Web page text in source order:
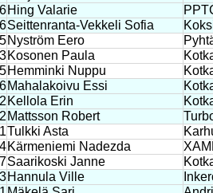
Hing Valarie
Seittenranta-Vekkeli Sofia
Nyström Eero
Kosonen Paula
Hemminki Nuppu
Mahalakoivu Essi
Kellola Erin
Mattsson Robert
Tulkki Asta
Kärmeniemi Nadezda
Saarikoski Janne
Hannula Ville